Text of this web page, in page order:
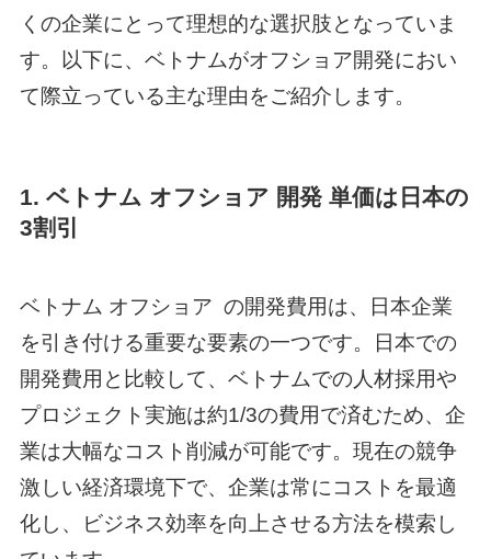
くの企業にとって理想的な選択肢となっていま
す。以下に、ベトナムがオフショア開発におい
て際立っている主な理由をご紹介します。
1. ベトナム オフショア 開発 単価は日本の
3割引
ベトナム オフショア の開発費用は、日本企業
を引き付ける重要な要素の一つです。日本での
開発費用と比較して、ベトナムでの人材採用や
プロジェクト実施は約1/3の費用で済むため、企
業は大幅なコスト削減が可能です。現在の競争
激しい経済環境下で、企業は常にコストを最適
化し、ビジネス効率を向上させる方法を模索し